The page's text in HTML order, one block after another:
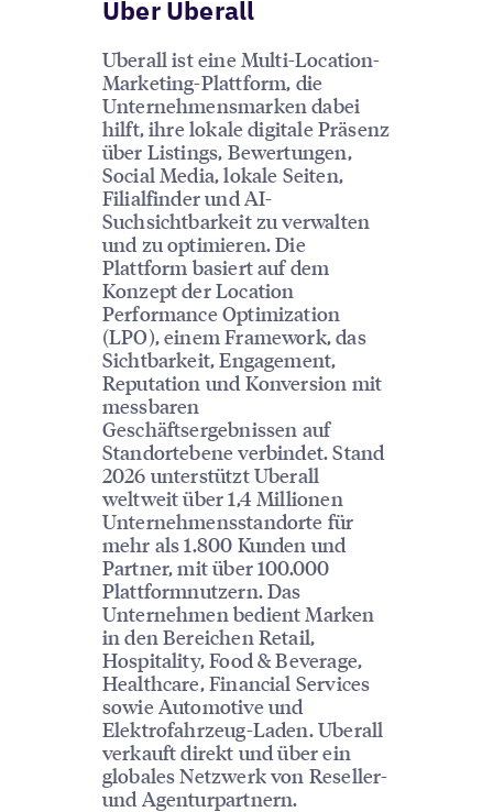
Über Uberall
Uberall ist eine Multi-Location-
Marketing-Plattform, die
Unternehmensmarken dabei
hilft, ihre lokale digitale Präsenz
über Listings, Bewertungen,
Social Media, lokale Seiten,
Filialfinder und AI-
Suchsichtbarkeit zu verwalten
und zu optimieren. Die
Plattform basiert auf dem
Konzept der Location
Performance Optimization
(LPO), einem Framework, das
Sichtbarkeit, Engagement,
Reputation und Konversion mit
messbaren
Geschäftsergebnissen auf
Standortebene verbindet. Stand
2026 unterstützt Uberall
weltweit über 1,4 Millionen
Unternehmensstandorte für
mehr als 1.800 Kunden und
Partner, mit über 100.000
Plattformnutzern. Das
Unternehmen bedient Marken
in den Bereichen Retail,
Hospitality, Food & Beverage,
Healthcare, Financial Services
sowie Automotive und
Elektrofahrzeug-Laden. Uberall
verkauft direkt und über ein
globales Netzwerk von Reseller-
und Agenturpartnern.